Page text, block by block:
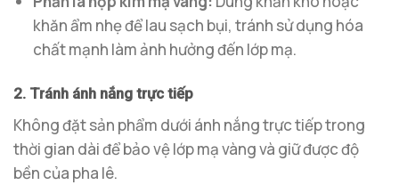
khăn ẩm nhẹ để lau sạch bụi, tránh sử dụng hóa
chất mạnh làm ảnh hưởng đến lớp mạ.
2. Tránh ánh nắng trực tiếp
Không đặt sản phẩm dưới ánh nắng trực tiếp trong
thời gian dài để bảo vệ lớp mạ vàng và giữ được độ
bền của pha lê.